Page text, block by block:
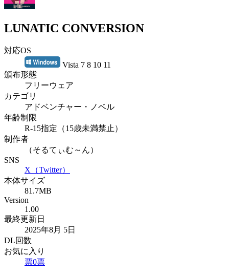
LUNATIC CONVERSION
対応OS
Vista 7 8 10 11
頒布形態
フリーウェア
カテゴリ
アドベンチャー・ノベル
年齢制限
R-15指定（15歳未満禁止）
制作者
（そるてぃむ～ん）
SNS
X（Twitter）
本体サイズ
81.7MB
Version
1.00
最終更新日
2025年8月 5日
DL回数
お気に入り
票0票